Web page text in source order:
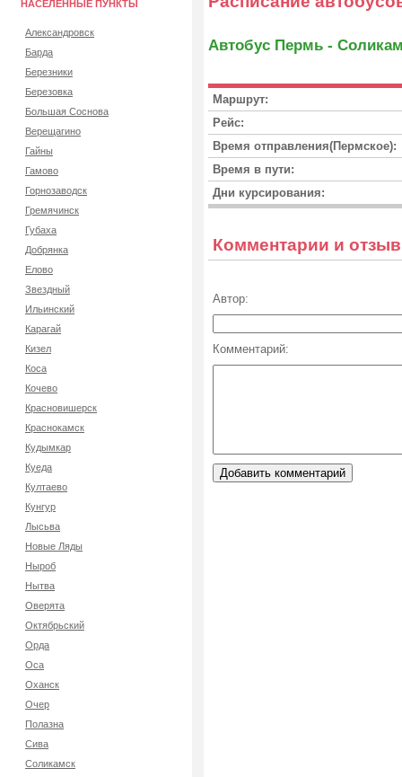
НАСЕЛЕННЫЕ ПУНКТЫ
Александровск
Барда
Березники
Березовка
Большая Соснова
Верещагино
Гайны
Гамово
Горнозаводск
Гремячинск
Губаха
Добрянка
Елово
Звездный
Ильинский
Карагай
Кизел
Коса
Кочево
Красновишерск
Краснокамск
Кудымкар
Куеда
Култаево
Кунгур
Лысьва
Новые Ляды
Ныроб
Нытва
Оверята
Октябрьский
Орда
Оса
Оханск
Очер
Полазна
Сива
Соликамск
Автобус Пермь -
Маршрут:
Рейс:
Время отправления(Пермское):
Время в пути:
Дни курсирования:
Комментарии и
Автор:
Комментарий: